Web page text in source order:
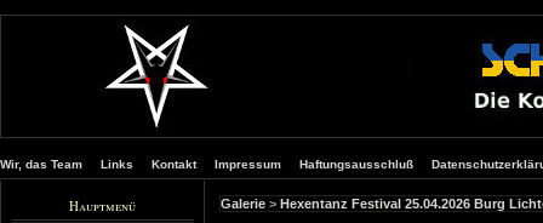
Wir, das Team Links Kontakt Impressum Haftungsausschluß
Hauptmenü Galerie > Hexentanz Festival 25.04.2026 Burg